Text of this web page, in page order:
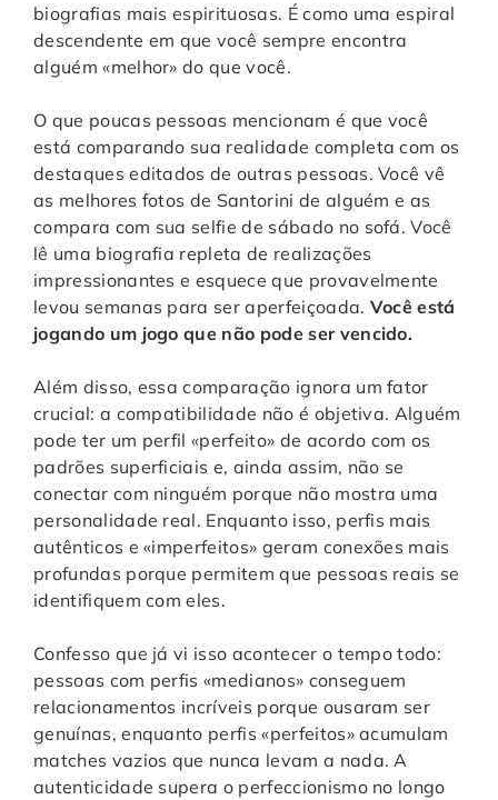
biografias mais espirituosas. É como uma espiral
descendente em que você sempre encontra
alguém «melhor» do que você.
O que poucas pessoas mencionam é que você
está comparando sua realidade completa com os
destaques editados de outras pessoas. Você vê
as melhores fotos de Santorini de alguém e as
compara com sua selfie de sábado no sofá. Você
lê uma biografia repleta de realizações
impressionantes e esquece que provavelmente
levou semanas para ser aperfeiçoada. Você está
jogando um jogo que não pode ser vencido.
Além disso, essa comparação ignora um fator
crucial: a compatibilidade não é objetiva. Alguém
pode ter um perfil «perfeito» de acordo com os
padrões superficiais e, ainda assim, não se
conectar com ninguém porque não mostra uma
personalidade real. Enquanto isso, perfis mais
autênticos e «imperfeitos» geram conexões mais
profundas porque permitem que pessoas reais se
identifiquem com eles.
Confesso que já vi isso acontecer o tempo todo:
pessoas com perfis «medianos» conseguem
relacionamentos incríveis porque ousaram ser
genuínas, enquanto perfis «perfeitos» acumulam
matches vazios que nunca levam a nada. A
autenticidade supera o perfeccionismo no longo